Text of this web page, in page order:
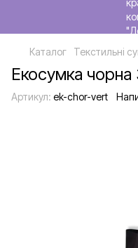
Каталог Текстильні
Екосумка
Артикул: ek-chor-vert